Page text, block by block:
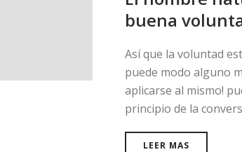
buena
Así que la voluntad
puede modo alguno
aplicarse al mismo!
principio de la
LEER MAS